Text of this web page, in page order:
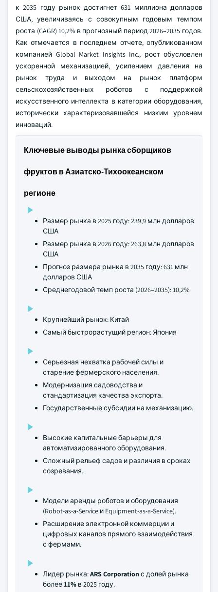
к 2035 году рынок достигнет 631 миллиона долларов
США, увеличиваясь с совокупным годовым темпом
роста (CAGR) 10,2% в прогнозный период 2026–2035 годов.
Как отмечается в последнем отчете, опубликованном
компанией Global Market Insights Inc., рост обусловлен
ускоренной механизацией, усилением давления на
рынок труда и выходом на рынок платформ
сельскохозяйственных роботов с поддержкой
искусственного интеллекта в категории оборудования,
исторически характеризовавшейся низким уровнем
инноваций.
Ключевые выводы рынка сборщиков
фруктов в Азиатско-Тихоокеанском
регионе
Размер рынка в 2025 году: 239,9 млн долларов
США
Размер рынка в 2026 году: 263,8 млн долларов
США
Прогноз размера рынка в 2035 году: 631 млн
долларов США
Среднегодовой темп роста (2026–2035): 10,2%
Крупнейший рынок: Китай
Самый быстрорастущий регион: Япония
Серьезная нехватка рабочей силы и
старение фермерского населения.
Модернизация садоводства и
стандартизация качества экспорта.
Государственные субсидии на механизацию.
Высокие капитальные барьеры для
автоматизированного оборудования.
Сложный рельеф садов и различия в сроках
созревания.
Модели аренды роботов и оборудования
(Robot-as-a-Service и Equipment-as-a-Service).
Расширение электронной коммерции и
цифровых каналов прямого взаимодействия
с фермами.
Лидер рынка:ARS Corporation с долей рынка
более11% в 2025 году.